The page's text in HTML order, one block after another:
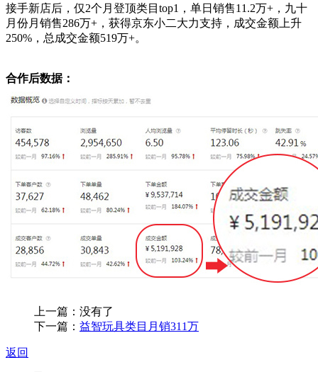
接手新店后，仅2个月登顶类目top1，单日销售11.2万+，九十
月份月销售286万+，获得京东小二大力支持，成交金额上升
250%，总成交金额519万+。
合作后数据：
上一篇：没有了
下一篇： 益智玩具类目月销311万
返回